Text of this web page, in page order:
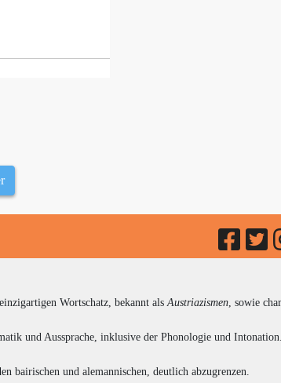
Wortschatz, bekannt alsAustriazismen, sowie
und Aussprache, inklusive der Phonologie und
bairischen und alemannischen, deutlich abzugrenzen.